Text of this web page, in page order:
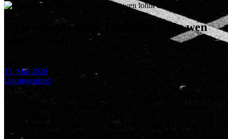
Fitnessstudio ohne Publikum – für wen
15. Mai 2026
Uncategorized
Blicke, Lärm oder Wartezeiten. Genau darin liegt der Unterschied
zwischen irgendeinem Studio und einem Trainingsort, der Fortschritt